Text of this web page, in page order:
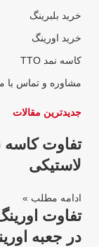
خرید بلبرینگ
خرید اورینگ
کاسه نمد TTO
مشاوره و تماس با
جدیدترین مقالات
تفاوت کاسه
لاستیکی
ادامه مطلب »
در جعبه